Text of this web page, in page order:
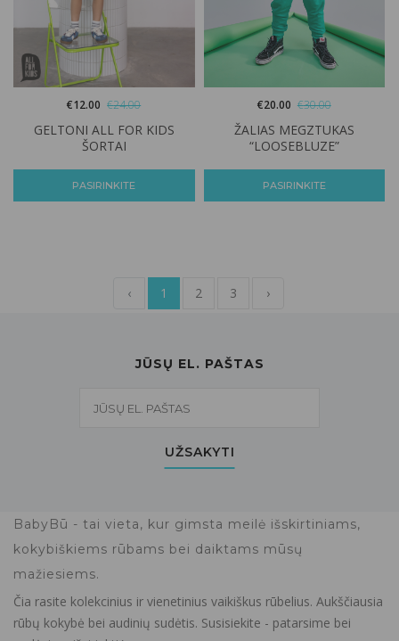
GELTONI ALL FOR KIDS
ŠORTAI
€12.00 €24.00
PASIRINKITE
ŽALIAS MEGZTUKAS
“LOOSEBLUZE”
€20.00 €30.00
PASIRINKITE
‹ 1 2 3 ›
JŪSŲ EL. PAŠTAS
UŽSAKYTI
BabyBū - tai vieta, kur gimsta meilė išskirtiniams,
kokybiškiems rūbams bei daiktams mūsų
mažiesiems.
Čia rasite kolekcinius ir vienetinius vaikiškus rūbelius. Aukščiausia
rūbų kokybė bei audinių sudėtis. Susisiekite - patarsime bei